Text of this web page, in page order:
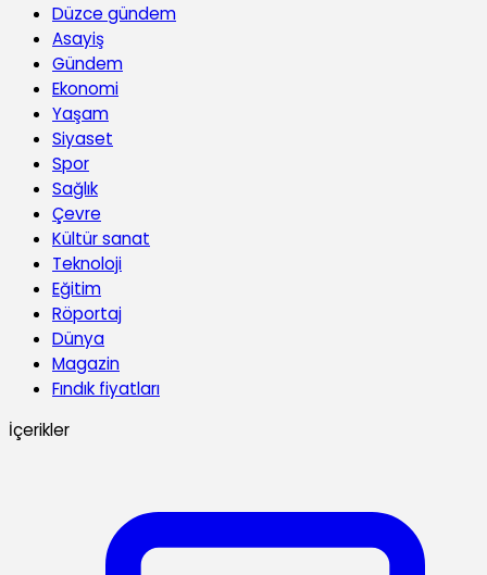
Düzce gündem
Asayiş
Gündem
Ekonomi
Yaşam
Siyaset
Spor
Sağlık
Çevre
Kültür sanat
Teknoloji
Eğitim
Röportaj
Dünya
Magazin
Fındık fiyatları
İçerikler